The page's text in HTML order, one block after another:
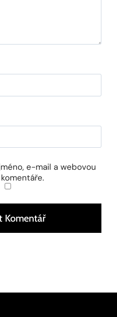
e-mail a webovou